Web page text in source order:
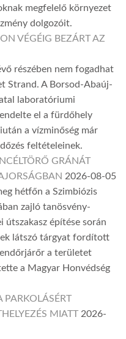
megfelelő környezet
dolgozóit.
VÉGÉIG BEZÁRT AZ
részében nem fogadhat
Strand. A Borsod-Abaúj-
laboratóriumi
el a fürdőhely
a vízminőség már
feltételeinek.
GRÁNÁT
2026-08-05
hétfőn a Szimbiózis
zajló tanösvény-
útszakasz építése során
látszó tárgyat fordított
a területet
a Magyar Honvédség
PARKOLÁSÉRT
MIATT 2026-